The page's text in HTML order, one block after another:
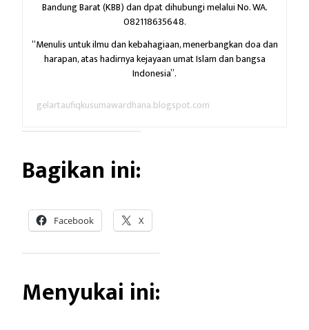
Bandung Barat (KBB) dan dpat dihubungi melalui No. WA.
082118635648.
“Menulis untuk ilmu dan kebahagiaan,menerbangkan doa dan
harapan,atas hadirnya kejayaan umat Islam dan bangsa
Indonesia”.
gelartaufiqkusumawardhana.blogspot.com
Bagikan ini:
Facebook X
Menyukai ini: